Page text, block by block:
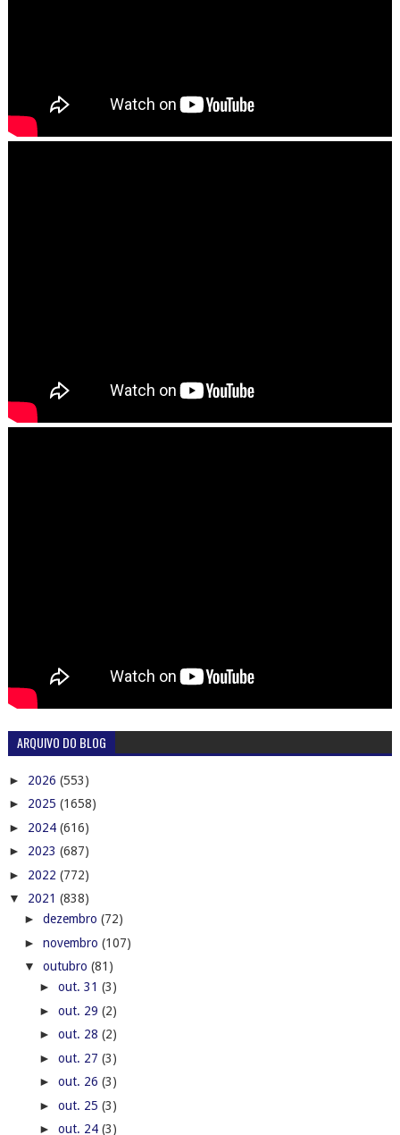
ARQUIVO DO BLOG
► 2026 (553)
► 2025 (1658)
► 2024 (616)
► 2023 (687)
► 2022 (772)
▼ 2021 (838)
► dezembro (72)
► novembro (107)
▼ outubro (81)
► out. 31 (3)
► out. 29 (2)
► out. 28 (2)
► out. 27 (3)
► out. 26 (3)
► out. 25 (3)
► out. 24 (3)